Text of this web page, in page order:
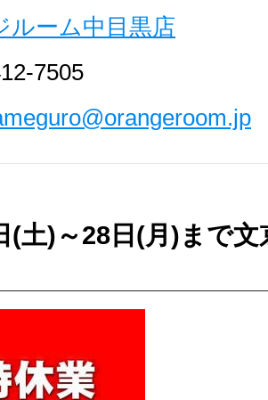
ルーム中目黒店
7505
(土)～28日(月)まで